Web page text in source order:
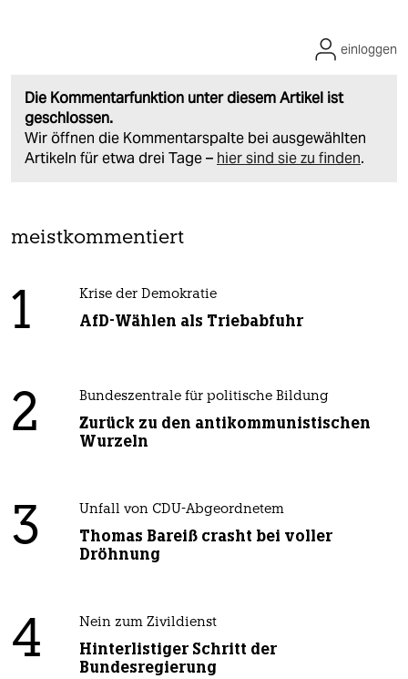
Die Kommentarfunktion unter diesem Artikel ist
geschlossen.
Wir öffnen die Kommentarspalte bei ausgewählten
Artikeln für etwa drei Tage – hier sind sie zu finden.
einloggen
meistkommentiert
1 Krise der Demokratie
AfD-Wählen als Triebabfuhr
2 Bundeszentrale für politische Bildung
Zurück zu den antikommunistischen
Wurzeln
3 Unfall von CDU-Abgeordnetem
Thomas Bareiß crasht bei voller
Dröhnung
4 Nein zum Zivildienst
Hinterlistiger Schritt der
Bundesregierung